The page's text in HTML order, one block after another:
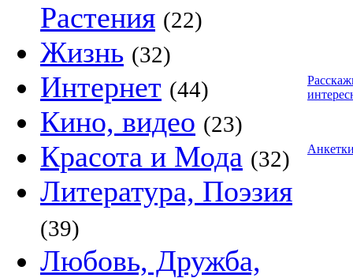
Растения (22)
Жизнь (32)
Интернет (44)
Кино, видео (23)
Красота и Мода (32)
Литература, Поэзия
(39)
Любовь, Дружба,